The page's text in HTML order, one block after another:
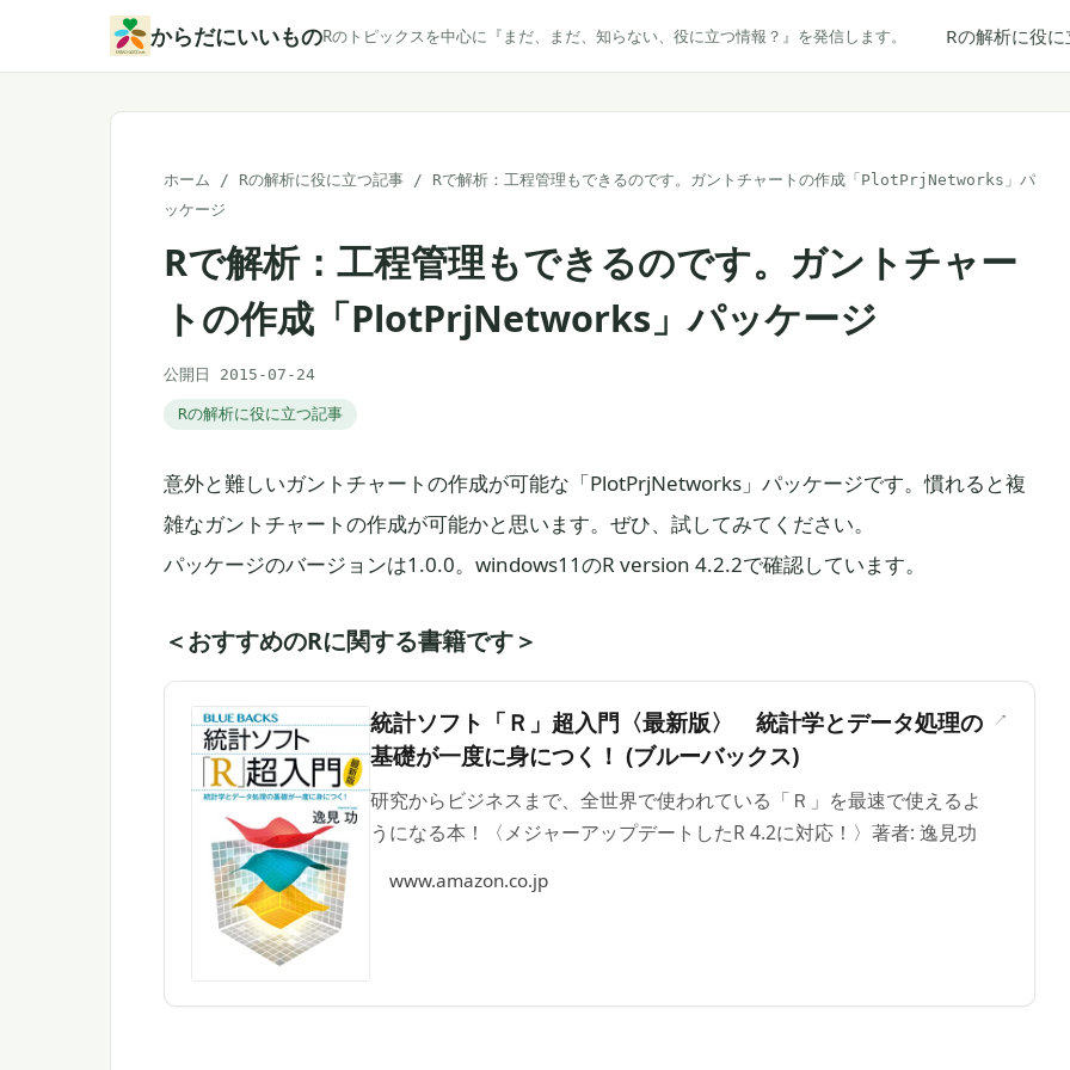
からだにいいものRのトピックスを中心に『まだ、まだ、知らない、役に立つ情報？』を発信します。 Rの解析に役
ホーム / Rの解析に役に立つ記事 /
Rで解析：工程管理もできるのです。ガントチャートの作成「PlotPrjNetworks」パ
ッケージ
Rで解析：工程管理もできるのです。ガントチャー
トの作成「PlotPrjNetworks」パッケージ
公開日 2015-07-24
Rの解析に役に立つ記事
意外と難しいガントチャートの作成が可能な「PlotPrjNetworks」パッケージです。慣れると複
雑なガントチャートの作成が可能かと思います。ぜひ、試してみてください。
パッケージのバージョンは1.0.0。windows11のR version 4.2.2で確認しています。
＜おすすめのRに関する書籍です＞
統計ソフト「Ｒ」超入門〈最新版〉 統計学とデータ処理の
基礎が一度に身につく！ (ブルーバックス)
研究からビジネスまで、全世界で使われている「Ｒ」を最速で使えるよ
うになる本！〈メジャーアップデートしたR 4.2に対応！〉著者: 逸見功
www.amazon.co.jp